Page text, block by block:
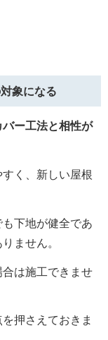
象になる
ー工法と相性が
く、新しい屋根
下地が健全であ
ません。
は施工できませ
押さえておきま